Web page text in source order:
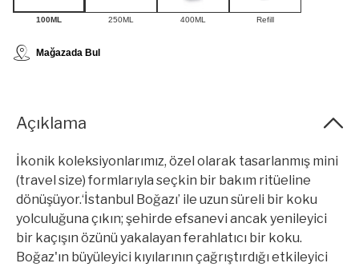
100ML 250ML 400ML Refill
Mağazada Bul
Açıklama
İkonik koleksiyonlarımız, özel olarak tasarlanmış mini
(travel size) formlarıyla seçkin bir bakım ritüeline
dönüşüyor.‘İstanbul Boğazı’ ile uzun süreli bir koku
yolculuğuna çıkın; şehirde efsanevi ancak yenileyici
bir kaçışın özünü yakalayan ferahlatıcı bir koku.
Boğaz'ın büyüleyici kıyılarının çağrıştırdığı etkileyici